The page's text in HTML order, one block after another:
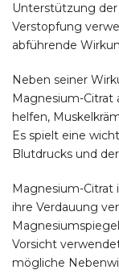
Unterstützung
Verstopfung
abführende
Neben seiner
Magnesium-Citrat
helfen,
Es spielt eine
Blutdrucks und
Magnesium-Citrat
ihre Verdauung
Vorsicht
mögliche